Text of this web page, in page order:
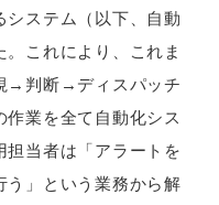
ステム（以下、自動
これにより、これま
→判断→ディスパッチ
業を全て自動化シス
担当者は「アラートを
う」という業務から解